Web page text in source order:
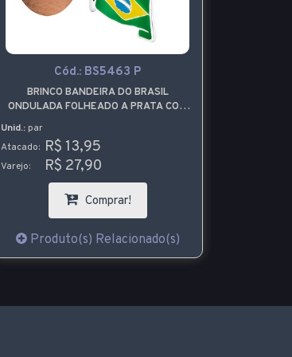
Cód.: BS5463 P
BRINCO BANDEIRA DO BRASIL
ONDULADA FOLHEADO A PRATA COM
Unid.: par
Atacado: R$ 13,95
Varejo: R$ 27,90
Comprar!
Produto(s) Relacionado(s)